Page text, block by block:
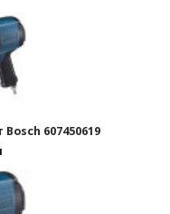
607450619